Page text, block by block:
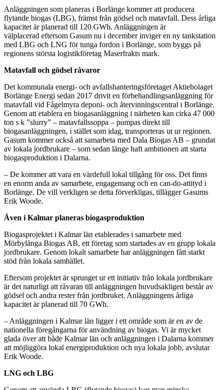
Anläggningen som planeras i Borlänge kommer att producera
flytande biogas (LBG), främst från gödsel och matavfall. Dess årliga
kapacitet är planerad till 120 GWh. Anläggningen är
välplacerad eftersom Gasum nu i december inviger en ny tankstation
med LBG och LNG för tunga fordon i Borlänge, som byggs på
regionens största logistikföretag Maserfrakts mark.
Matavfall och gödsel råvaror
Det kommunala energi- och avfallshanteringsföretaget Aktiebolaget
Borlänge Energi sedan 2017 drivit en förbehandlingsanläggning för
matavfall vid Fågelmyra deponi- och återvinningscentral i Borlänge.
Genom att etablera en biogasanläggning i närheten kan cirka 47 000
ton s k ”slurry” – matavfallssoppa – pumpas direkt till
biogasanläggningen, i stället som idag, transporteras ut ur regionen.
Gasum kommer också att samarbeta med Dala Biogas AB – grundat
av lokala jordbrukare – som sedan länge haft ambitionen att starta
biogasproduktion i Dalarna.
– De kommer att vara en värdefull lokal tillgång för oss. Det finns
en enorm anda av samarbete, engagemang och en can-do-attityd i
Borlänge. De vill verkligen se detta förverkligas, tillägger Gasums
Erik Woode.
Även i Kalmar planeras biogasproduktion
Biogasprojektet i Kalmar län etablerades i samarbete med
Mörbylånga Biogas AB, ett företag som startades av en grupp lokala
jordbrukare. Genom lokalt samarbete har anläggningen fått starkt
stöd från lokala samhället.
Eftersom projektet är sprunget ur ett initiativ från lokala jordbrukare
är det naturligt att råvaran till anläggningen huvudsakligen består av
gödsel och andra rester från jordbruket. Anläggningens årliga
kapacitet är planerad till 70 GWh.
– Anläggningen i Kalmar län ligger i ett område som är en av de
nationella föregångarna för användning av biogas. Vi är mycket
glada över att både Kalmar län och anläggningen i Dalarna kommer
att möjliggöra lokal energiproduktion och nya lokala jobb, avslutar
Erik Woode.
LNG och LBG